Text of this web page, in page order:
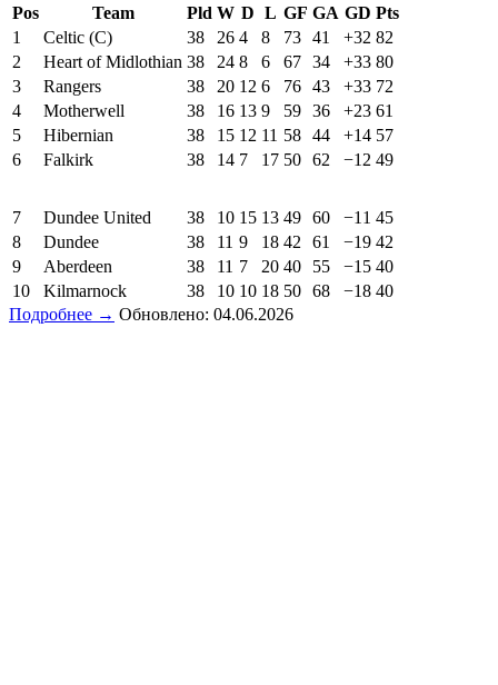
Pos
Team Pld W D L GF GA GD Pts
1
Celtic (C) 38 26 4 8 73 41 +32 82
2
Heart of Midlothian 38 24 8 6 67 34 +33 80
3
Rangers 38 20 12 6 76 43 +33 72
4
Motherwell 38 16 13 9 59 36 +23 61
5
Hibernian 38 15 12 11 58 44 +14 57
6
Falkirk 38 14 7 17 50 62 −12 49
7 Dundee United 38 10 15 13 49 60 −11 45
8
Dundee 38 11 9 18 42 61 −19 42
9
Aberdeen 38 11 7 20 40 55 −15 40
10
Kilmarnock 38 10 10 18 50 68 −18 40
Подробнее → Обновлено: 04.06.2026